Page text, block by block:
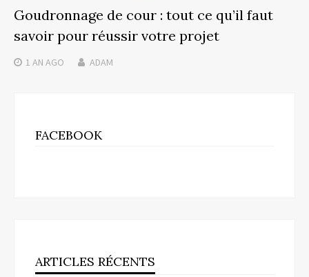
Goudronnage de cour : tout ce qu’il faut
savoir pour réussir votre projet
1 AN AGO ADAM
FACEBOOK
ARTICLES RÉCENTS